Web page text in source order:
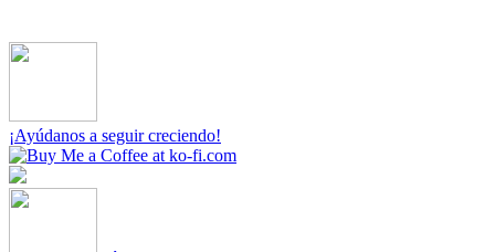
¡Ayúdanos a seguir creciendo!